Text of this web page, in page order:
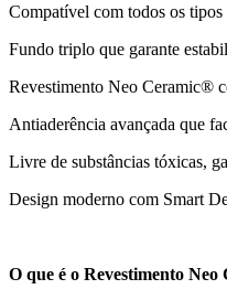
Compatível com todos os
Fundo triplo que garante
Revestimento Neo Ceramic®
Antiaderência avançada que
Livre de substâncias tóxicas,
Design moderno com Smart
O que é o Revestimento